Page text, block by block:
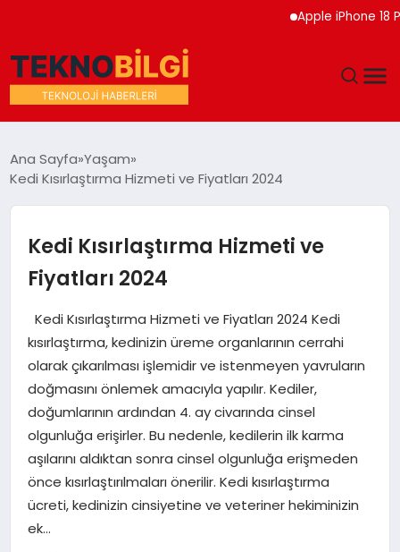
Apple iPhone 18 Pro
EĞITIM
EKONOMI
MAGAZIN
SAĞLIK
SIYASET
SPOR
TEKNOLOJI
Ana Sayfa Yaşam
Kedi Kısırlaştırma Hizmeti ve Fiyatları 2024
Kedi Kısırlaştırma Hizmeti ve
Fiyatları 2024
Kedi Kısırlaştırma Hizmeti ve Fiyatları 2024 Kedi
kısırlaştırma, kedinizin üreme organlarının cerrahi
olarak çıkarılması işlemidir ve istenmeyen yavruların
doğmasını önlemek amacıyla yapılır. Kediler,
doğumlarının ardından 4. ay civarında cinsel
olgunluğa erişirler. Bu nedenle, kedilerin ilk karma
aşılarını aldıktan sonra cinsel olgunluğa erişmeden
önce kısırlaştırılmaları önerilir. Kedi kısırlaştırma
ücreti, kedinizin cinsiyetine ve veteriner hekiminizin
ek…